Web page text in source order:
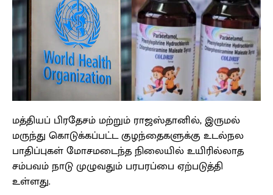
மத்தியப் பிரதேசம் மற்றும் ராஜஸ்தானில், இருமல்
மருந்து கொடுக்கப்பட்ட குழந்தைகளுக்கு உடல்நல
பாதிப்புகள் மோசமடைந்த நிலையில் உயிரில்லாத
சம்பவம் நாடு முழுவதும் பரபரப்பை ஏற்படுத்தி
உள்ளது.